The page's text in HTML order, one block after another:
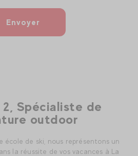
Envoyer
Spécialiste de
outdoor
école de ski, nous représentons un
la réussite de vos vacances à La